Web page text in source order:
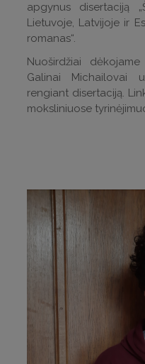
apgynus disertaciją
Lietuvoje, Latvijoje ir
romanas“.
Nuoširdžiai
Galinai Michailovai
rengiant disertaciją.
moksliniuose